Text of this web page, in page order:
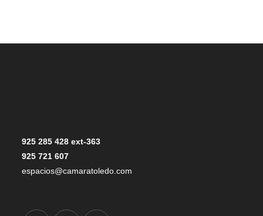
925 285 428 ext-363
925 721 607
espacios@camaratoledo.com